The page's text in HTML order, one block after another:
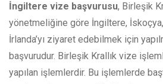
İngiltere vize başvurusu, Birleşik
yönetmeliğine göre İngiltere,
İrlanda’yı ziyaret edebilmek için
başvurudur. Birleşik Krallık vize
yapılan işlemlerdir. Bu işlemlerde